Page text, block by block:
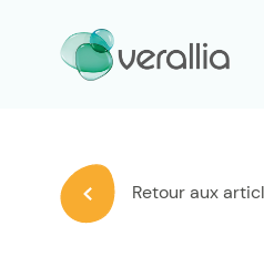
Retour aux